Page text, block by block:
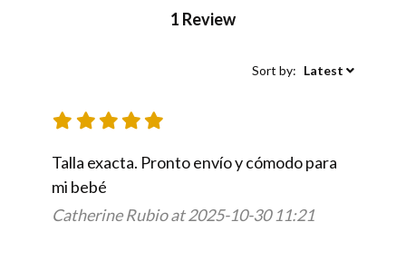
1 Review
Sort by: Latest
Talla exacta. Pronto envío y cómodo para
mi bebé
Catherine Rubio at 2025-10-30 11:21